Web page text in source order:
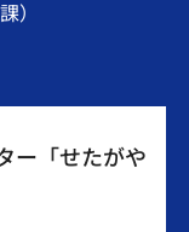
）
ー「せたがや